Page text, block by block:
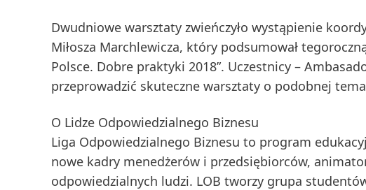
Dwudniowe warsztaty zwieńczyło wystąpienie
Miłosza Marchlewicza, który podsumował
Polsce. Dobre praktyki 2018”. Uczestnicy –
przeprowadzić skuteczne warsztaty o podobnej
O Lidze Odpowiedzialnego Biznesu
Liga Odpowiedzialnego Biznesu to program
nowe kadry menedżerów i przedsiębiorców,
odpowiedzialnych ludzi. LOB tworzy grupa